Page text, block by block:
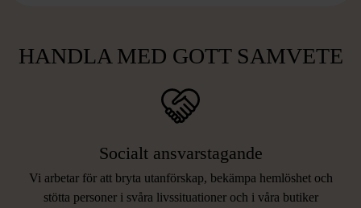
HANDLA MED GOTT SAMVETE
Socialt ansvarstagande
Vi arbetar för att bryta utanförskap, bekämpa hemlöshet och
stötta personer i svåra livssituationer och i våra butiker